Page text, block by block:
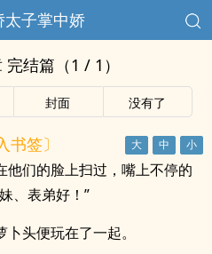
太子掌中娇
结篇（1 / 1）
封面 没有了
书签〕
他们的脸上扫过，嘴上不停的
、表弟好！”
头便玩在了一起。